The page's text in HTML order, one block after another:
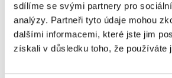
sdílíme se svými partnery pro
analýzy. Partneři tyto údaje mohou
dalšími informacemi, které jste jim
získali v důsledku toho, že používáte
ALOve OC Nový Smíchov,
Plzeňská 8, 150 00 Praha 5 - Anděl
tel.: +420736509250
dnes otevřeno do 21:00